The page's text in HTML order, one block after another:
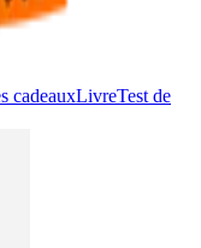
cadeauxLivreTest de